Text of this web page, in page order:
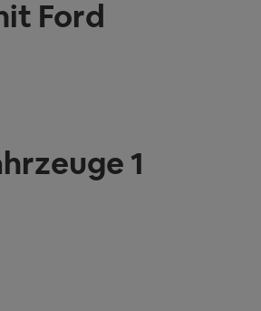
Ford
1